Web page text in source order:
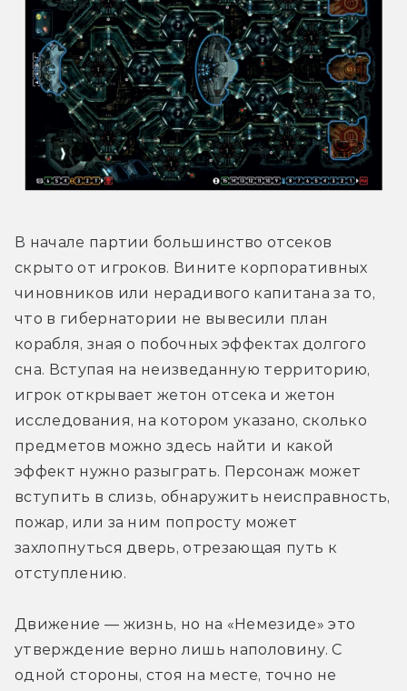
В начале партии большинство отсеков
скрыто от игроков. Вините корпоративных
чиновников или нерадивого капитана за то,
что в гибернатории не вывесили план
корабля, зная о побочных эффектах долгого
сна. Вступая на неизведанную территорию,
игрок открывает жетон отсека и жетон
исследования, на котором указано, сколько
предметов можно здесь найти и какой
эффект нужно разыграть. Персонаж может
вступить в слизь, обнаружить неисправность,
пожар, или за ним попросту может
захлопнуться дверь, отрезающая путь к
отступлению.
Движение — жизнь, но на «Немезиде» это
утверждение верно лишь наполовину. С
одной стороны, стоя на месте, точно не